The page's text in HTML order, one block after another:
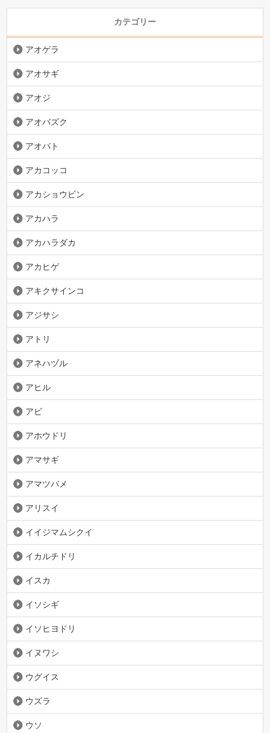
カテゴリー
アオゲラ
アオサギ
アオジ
アオバズク
アオバト
アカコッコ
アカショウビン
アカハラ
アカハラダカ
アカヒゲ
アキクサインコ
アジサシ
アトリ
アネハヅル
アヒル
アビ
アホウドリ
アマサギ
アマツバメ
アリスイ
イイジマムシクイ
イカルチドリ
イスカ
イソシギ
イソヒヨドリ
イヌワシ
ウグイス
ウズラ
ウソ